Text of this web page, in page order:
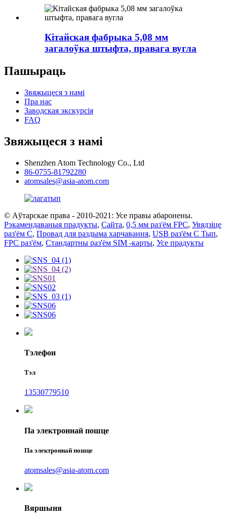
Кітайская фабрыка 5,08 мм
загалоўка штыфта, правага вугла
Пашыраць
Звяжыцеся з намі
Пра нас
Заводская экскурсія
FAQ
Звяжыцеся з намі
Shenzhen Atom Technology Co., Ltd
86-0755-81792280
atomsales@asia-atom.com
© Аўтарскае права - 2010-2021: Усе правы абаронены.
Рэкамендаваныя прадукты, Сайта, 0,5 мм раз'ём FPC, Увядзіце
раз'ём C, Провад для раздыма харчавання, USB раз'ём C Тып,
FPC раз'ём, Стандартны раз'ём SIM -карты, Усе прадукты
Тэлефон
Тэл
13530779510
Па электроннай пошце
Па электроннай пошце
atomsales@asia-atom.com
Вяршыня